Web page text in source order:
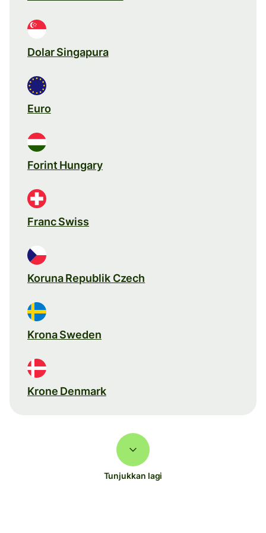
Dolar Singapura
Euro
Forint Hungary
Franc Swiss
Koruna Republik Czech
Krona Sweden
Krone Denmark
Tunjukkan lagi